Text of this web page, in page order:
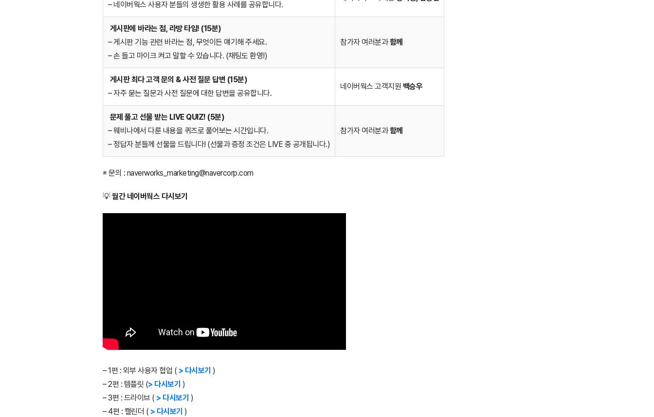
– 네이버웍스 사용자 분들의 생생한 활용 사례를 공유합니다.
게시판에 바라는 점, 라방 타임! (15분)
– 게시판 기능 관련 바라는 점, 무엇이든 얘기해 주세요.
– 손 들고 마이크 켜고 말할 수 있습니다. (채팅도 환영!)
참가자 여러분과함께
게시판 최다 고객 문의 & 사전 질문 답변 (15분)
– 자주 묻는 질문과 사전 질문에 대한 답변을 공유합니다.
네이버웍스 고객지원 백승우
문제 풀고 선물 받는 LIVE QUIZ! (5분)
– 웨비나에서 다룬 내용을 퀴즈로 풀어보는 시간입니다.
– 정답자 분들께 선물을 드립니다! (선물과 증정 조건은 LIVE 중 공개됩니다.)
참가자 여러분과함께
※ 문의 : naverworks_marketing@navercorp.com
💡월간 네이버웍스 다시보기
– 1편 : 외부 사용자 협업 ( > 다시보기 )
– 2편 : 템플릿 (> 다시보기 )
– 3편 : 드라이브 ( > 다시보기 )
– 4편 : 캘린더 ( > 다시보기 )